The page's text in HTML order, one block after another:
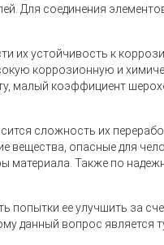
Для соединения
их устойчивость к
коррозионную и
малый коэффициент
сложность их
вещества, опасные для
материала. Также по
попытки ее улучшить за
данный вопрос является